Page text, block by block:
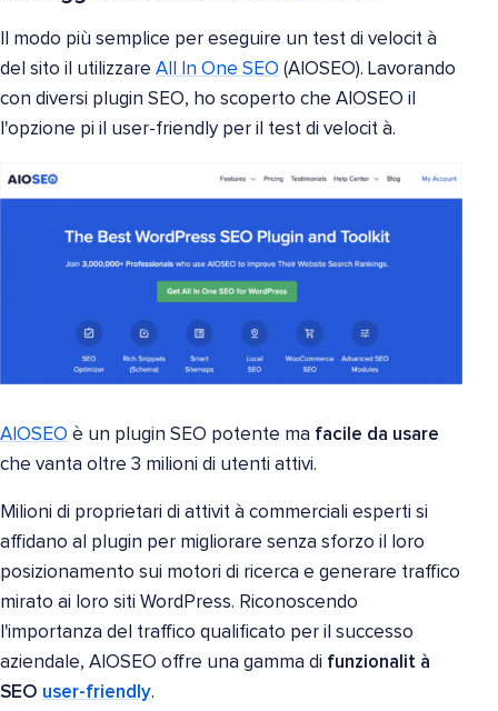
Il modo più semplice per eseguire un test di velocit à
del sito il utilizzare All In One SEO (AIOSEO). Lavorando
con diversi plugin SEO, ho scoperto che AIOSEO il
l'opzione pi il user-friendly per il test di velocit à.
AIOSEO è un plugin SEO potente ma facile da usare
che vanta oltre 3 milioni di utenti attivi.
Milioni di proprietari di attivit à commerciali esperti si
affidano al plugin per migliorare senza sforzo il loro
posizionamento sui motori di ricerca e generare traffico
mirato ai loro siti WordPress. Riconoscendo
l'importanza del traffico qualificato per il successo
aziendale, AIOSEO offre una gamma di funzionalit à
SEO user-friendly.